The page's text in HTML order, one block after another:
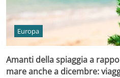
Europa
Amanti della spiaggia a
mare anche a dicembre: